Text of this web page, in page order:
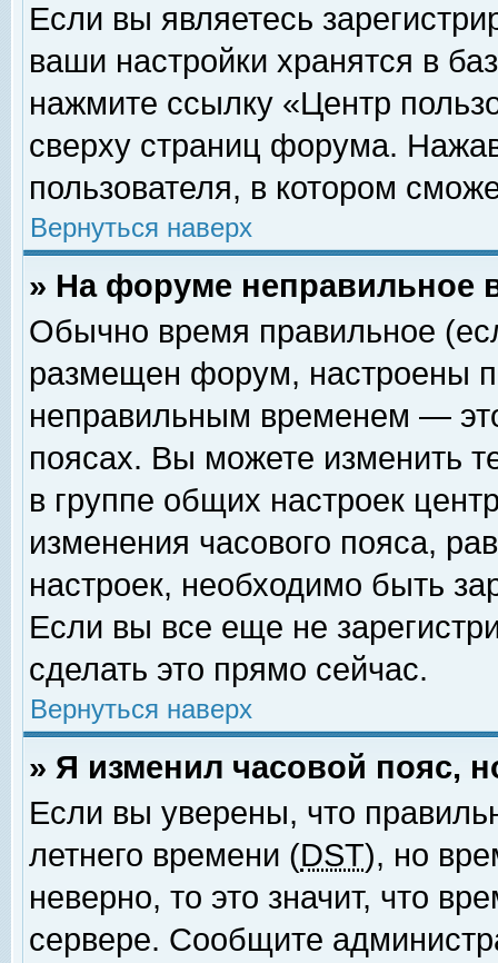
Если вы являетесь
ваши настройки хранятся в
нажмите ссылку «Центр
сверху страниц форума.
пользователя, в котором
Вернуться наверх
» На форуме неправильное
Обычно время правильное
размещен форум, настроены
неправильным временем —
поясах. Вы можете изменить
в группе общих настроек
изменения часового пояса,
настроек, необходимо быть
Если вы все еще не
сделать это прямо сейчас.
Вернуться наверх
» Я изменил часовой пояс,
Если вы уверены, что
летнего времени (DST), но
неверно, то это значит, что
сервере. Сообщите